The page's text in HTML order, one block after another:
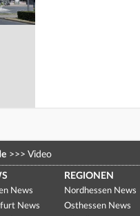
>>> Video
News
News
REGIONEN
Nordhessen News
Osthessen News